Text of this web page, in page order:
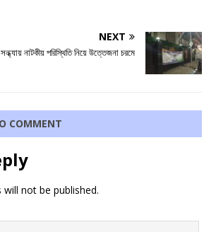
NEXT
নাটকীয় পরিস্থিতি নিয়ে উত্তেজনা চরমে
COMMENT
not be published.